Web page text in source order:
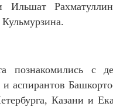
Ильшат
познакомились с
и аспирантов
Казани и